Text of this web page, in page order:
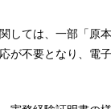
しては、一部「原
が不要となり、電